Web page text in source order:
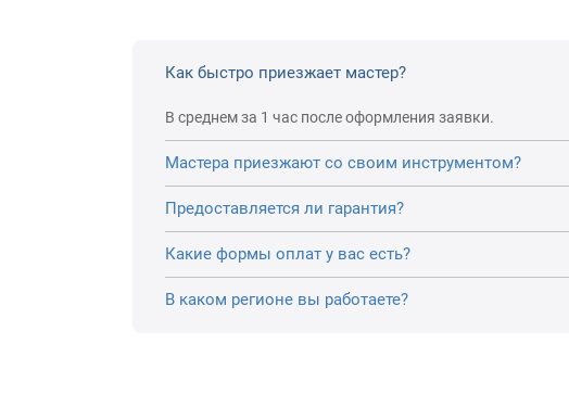
Как быстро приезжает мастер?
В среднем за 1 час после оформления заявки.
Мастера приезжают со своим инструментом?
Предоставляется ли гарантия?
Какие формы оплат у вас есть?
В каком регионе вы работаете?